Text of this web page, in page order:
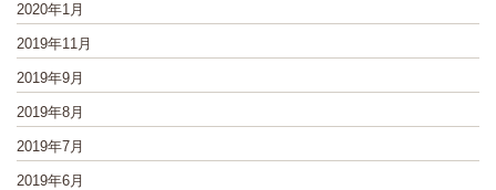
2020年1月
2019年11月
2019年9月
2019年8月
2019年7月
2019年6月